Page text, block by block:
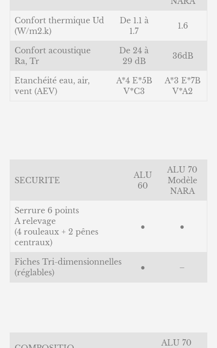
Confort thermique Ud
(W/m2.k)
De 1.1 à
1.7
1.6
Confort acoustique
Ra, Tr
De 24 à
29 dB
36dB
Etanchéité eau, air,
vent (AEV)
A*4 E*5B
V*C3
A*3 E*7B
V*A2
SECURITE
ALU
60
ALU 70
Modèle
NARA
Serrure 6 points
A relevage
(4 rouleaux + 2 pênes
centraux)
● ●
Fiches Tri-dimensionnelles
(réglables)
● –
ALU 70